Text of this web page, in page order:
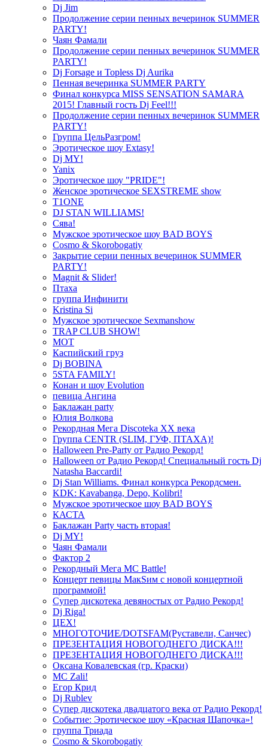
Dj Jim
Продолжение серии пенных вечеринок SUMMER
PARTY!
Чаян Фамали
Продолжение серии пенных вечеринок SUMMER
PARTY!
Dj Forsage и Topless Dj Aurika
Пенная вечеринка SUMMER PARTY
Финал конкурса MISS SENSATION SAMARA
2015! Главный гость Dj Feel!!!
Продолжение серии пенных вечеринок SUMMER
PARTY!
Группа ЦельРазгром!
Эротическое шоу Extasy!
Dj MY!
Yanix
Эротическое шоу "PRIDE"!
Женское эротическое SEXSTREME show
T1ONE
DJ STAN WILLIAMS!
Сява!
Мужское эротическое шоу BAD BOYS
Cosmo & Skorobogatiy
Закрытие серии пенных вечеринок SUMMER
PARTY!
Magnit & Slider!
Птаха
группа Инфинити
Kristina Si
Мужское эротическое Sexmanshow
TRAP CLUB SHOW!
МОТ
Каспийский груз
Dj BOBINA
5STA FAMILY!
Конан и шоу Evolution
певица Ангина
Баклажан party
Юлия Волкова
Рекордная Мега Discoteka XX века
Группа CENTR (SLIM, ГУФ, ПТАХА)!
Halloween Pre-Party от Радио Рекорд!
Halloween от Радио Рекорд! Специальный гость Dj
Natasha Baccardi!
Dj Stan Williams. Финал конкурса Рекордсмен.
KDK: Kavabanga, Depo, Kolibri!
Мужское эротическое шоу BAD BOYS
КАСТА
Баклажан Party часть вторая!
Dj MY!
Чаян Фамали
Фактор 2
Рекордный Мега МС Battle!
Концерт певицы МакSим с новой концертной
программой!
Супер дискотека девяностых от Радио Рекорд!
Dj Riga!
ЦЕХ!
МНОГОТОЧИЕ/DOTSFAM(Руставели, Санчес)
ПРЕЗЕНТАЦИЯ НОВОГОДНЕГО ДИСКА!!!
ПРЕЗЕНТАЦИЯ НОВОГОДНЕГО ДИСКА!!!
Оксана Ковалевская (гр. Краски)
MC Zali!
Егор Крид
Dj Rublev
Супер дискотека двадцатого века от Радио Рекорд!
Событие: Эротическое шоу «Красная Шапочка»!
группа Триада
Cosmo & Skorobogatiy